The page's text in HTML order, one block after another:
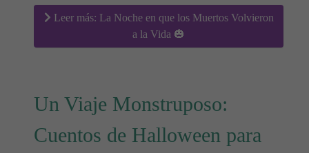
Leer más: La Noche en que los Muertos Volvieron
a la Vida 🎃
Un Viaje Monstruposo:
Cuentos de Halloween para